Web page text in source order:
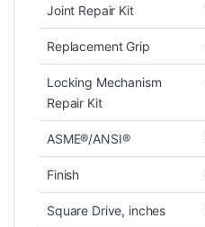
Joint Repair Kit
Replacement Grip
Locking Mechanism
Repair Kit
ASME®/ANSI®
Finish
Square Drive, inches